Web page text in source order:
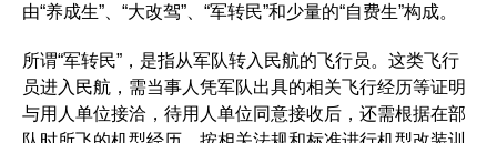
由“养成生”、“大改驾”、“军转民”和少量的“自费生”构成。
所谓“军转民”，是指从军队转入民航的飞行员。这类飞行
员进入民航，需当事人凭军队出具的相关飞行经历等证明
与用人单位接洽，待用人单位同意接收后，还需根据在部